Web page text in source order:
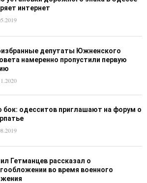
интернет
депутаты Южненского
намеренно пропустили первую
бок: одесситов приглашают на форум о
Гетманцев рассказал о
во время военного